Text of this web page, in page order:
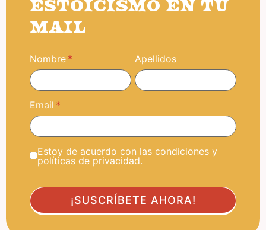
MAIL
Nombre Apellidos
Email
Estoy de acuerdo con las condiciones y
políticas de privacidad.